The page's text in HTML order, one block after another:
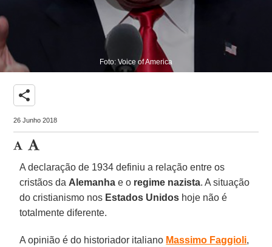
Foto: Voice of America
share
26 Junho 2018
A declaração de 1934 definiu a relação entre os
cristãos da Alemanha e o regime nazista. A situação
do cristianismo nos Estados Unidos hoje não é
totalmente diferente.
A opinião é do historiador italiano Massimo Faggioli,